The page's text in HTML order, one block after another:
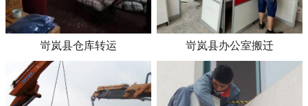
岢岚县仓库转运 岢岚县办公室搬迁